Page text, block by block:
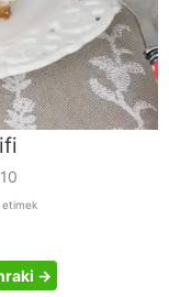
etimek
→